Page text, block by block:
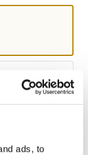
ads, to